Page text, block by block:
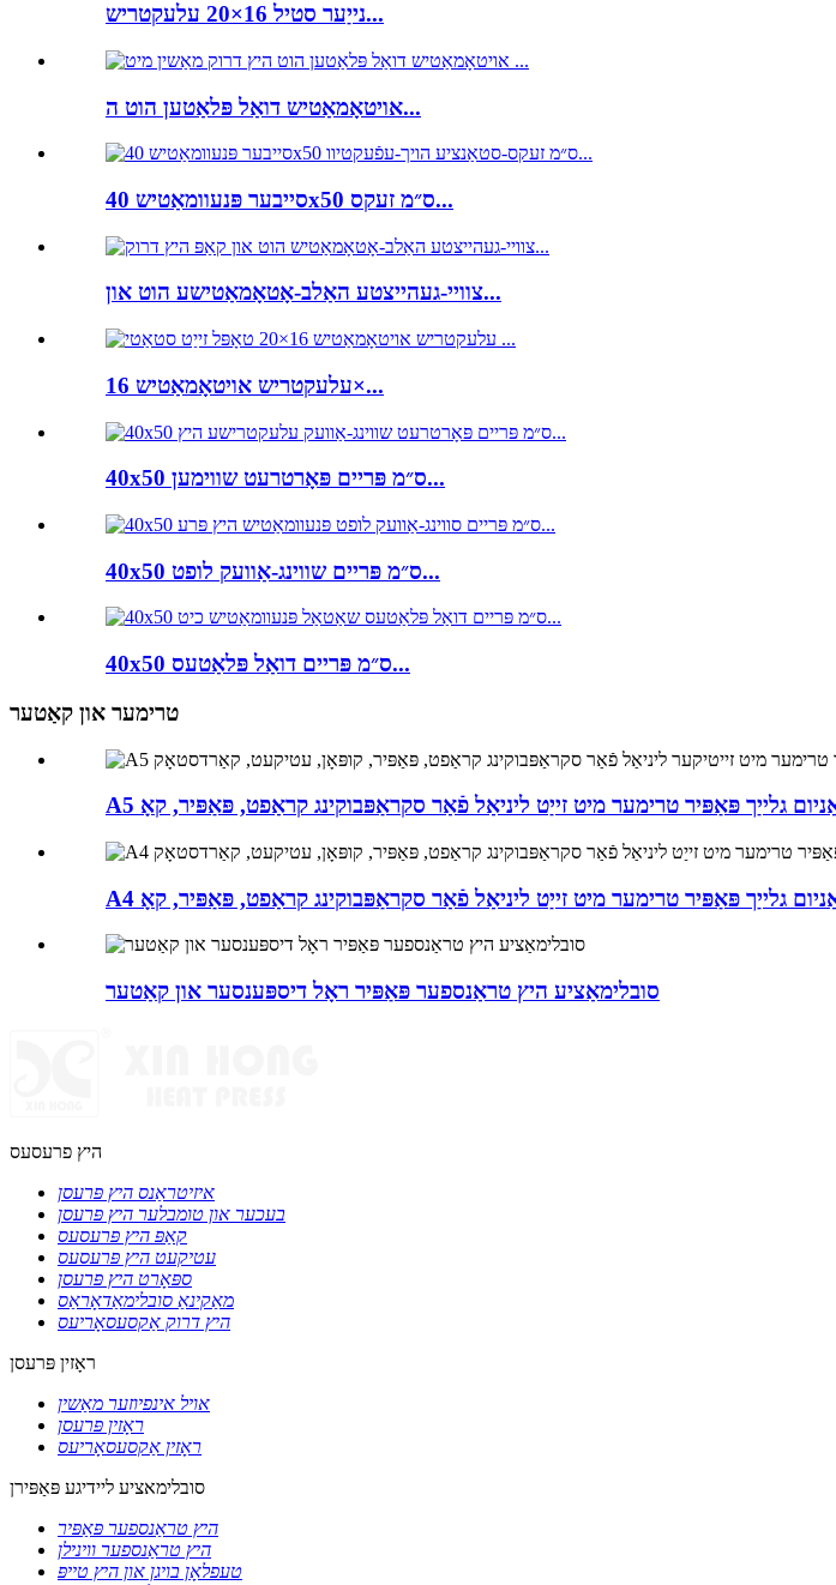
נייַער סטיל 16×20 עלעקטריש...
אויטאָמאַטיש דואַל פּלאַטען הוט ה...
סייבער פּנעוומאַטיש 40x50 ס״מ זעקס...
צוויי-געהייצטע האַלב-אָטאָמאַטישע הוט און...
עלעקטריש אויטאָמאַטיש 16×...
40x50 ס״מ פּריים פּאָרטרעט שווימען...
40x50 ס״מ פּריים שווינג-אַוועק לופט...
40x50 ס״מ פּריים דואַל פּלאַטעס...
טרימער און קאַטער
סובלימאַציע היץ טראַנספער פּאַפּיר ראָל דיספּענסער און קאַטער
היץ פרעסעס
איזיטראַנס היץ פּרעסן
בעכער און טומבלער היץ פּרעסן
קאַפּ היץ פּרעסעס
עטיקעט היץ פּרעסעס
ספּאָרט היץ פּרעסן
מאַקינאַ סובלימאַדאָראַס
היץ דרוק אַקסעסאָריעס
ראָזין פּרעסן
אויל אינפיוזער מאַשין
ראָזין פּרעסן
ראָזין אַקסעסאָריעס
סובלימאציע ליידיגע פּאַפּירן
היץ טראַנספער פּאַפּיר
היץ טראַנספער ווינילן
טעפלאָן בויגן און היץ טייפּ